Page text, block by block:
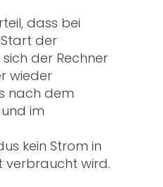
dass bei
der
der Rechner
wieder
nach dem
im
kein Strom in
verbraucht wird.